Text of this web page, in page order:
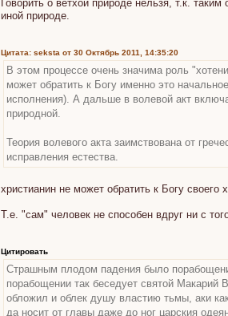
Говорить о ветхой природе нельзя, т.к.
иной природе.
Цитата: seksta от 30 Октябрь 2011, 14:35:20
В этом процессе очень значима роль
может обратить к Богу именно это
исполнения). А дальше в волевой акт
природной.
Теория волевого акта заимствована от
исправления естества.
христианин не может обратить к Богу своего
Т.е. "сам" человек не способен вдруг ни с
Цитировать
Страшным плодом падения было
порабощении так беседует святой Макарий
обложил и облек душу властию тьмы, аки
да носит от главы даже до ног царския